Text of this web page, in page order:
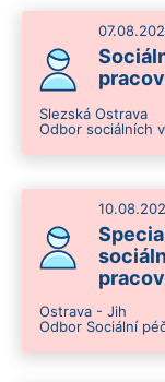
Slezská Ostrava
Odbor sociálních
Ostrava - Jih
Odbor Sociální